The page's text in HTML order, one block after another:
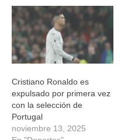
una
ventana
nueva)
una
ventana
nueva)
una
ventana
nueva)
Cristiano Ronaldo es
expulsado por primera vez
con la selección de
Portugal
noviembre 13, 2025